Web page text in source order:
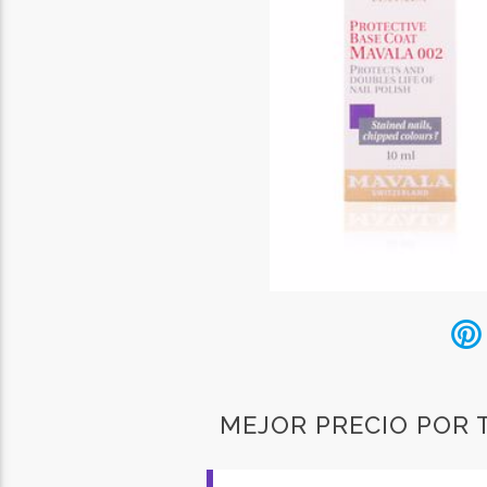
MEJOR PRECIO POR